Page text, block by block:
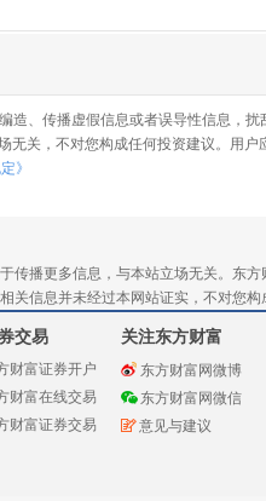
造、传播虚假信息或者误导性信息，
无关，不对您构成任何投资建议。用
》
传播更多信息，与本站立场无关。东
关信息并未经过本网站证实，不对您
交易
财富证券开户
财富在线交易
财富证券交易
关注东方财富
东方财富网微博
东方财富网微信
意见与建议